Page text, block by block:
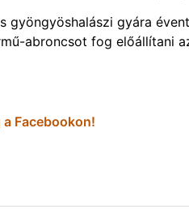
gyöngyöshalászi gyára
abroncsot fog előállítani
Facebookon!